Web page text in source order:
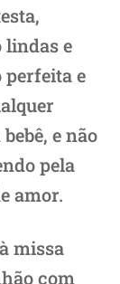
lindas e
perfeita e
e não
pela
amor.
missa
com